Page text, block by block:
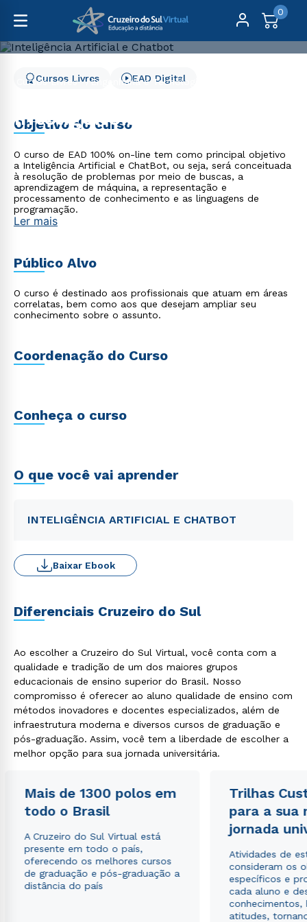
0
Cursos Livres
Engenharia e Tecnologia
Inteligência Artificial e
Chatbot
Cursos Livres EAD Digital
Objetivo do curso
O curso de EAD 100% on-line tem como principal objetivo
a Inteligência Artificial e ChatBot, ou seja, será conceituada
à resolução de problemas por meio de buscas, a
aprendizagem de máquina, a representação e
processamento de conhecimento e as linguagens de
programação.
Ler mais
Público Alvo
O curso é destinado aos profissionais que atuam em áreas
correlatas, bem como aos que desejam ampliar seu
conhecimento sobre o assunto.
Coordenação do Curso
Conheça o curso
O que você vai aprender
INTELIGÊNCIA ARTIFICIAL E CHATBOT
Baixar Ebook
Diferenciais Cruzeiro do Sul
Ao escolher a Cruzeiro do Sul Virtual, você conta com a
qualidade e tradição de um dos maiores grupos
educacionais de ensino superior do Brasil. Nosso
compromisso é oferecer ao aluno qualidade de ensino com
métodos inovadores e docentes especializados, além de
infraestrutura moderna e diversos cursos de graduação e
pós-graduação. Assim, você tem a liberdade de escolher a
melhor opção para sua jornada universitária.
Mais de 1300 polos em
todo o Brasil
A Cruzeiro do Sul Virtual está
presente em todo o país,
oferecendo os melhores cursos
de graduação e pós-graduação a
distância do país
Trilhas
para a sua
jornada
Atividades de
consideram os
específicos e
cada aluno e
conhecimentos,
atitudes,